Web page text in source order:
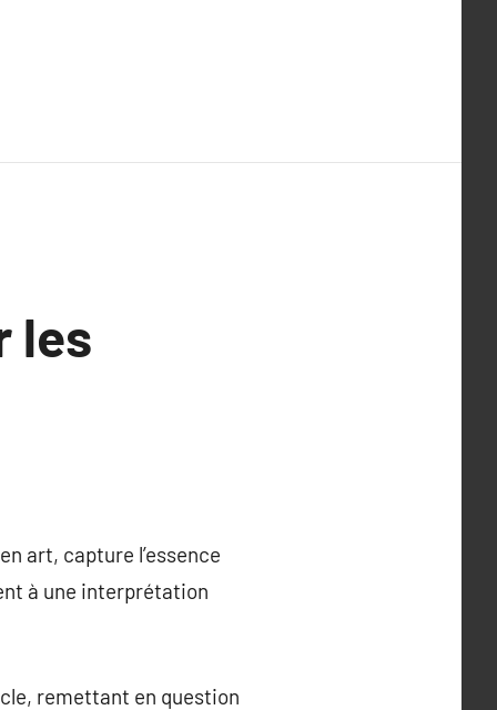
les
art, capture l’essence
à une interprétation
remettant en question